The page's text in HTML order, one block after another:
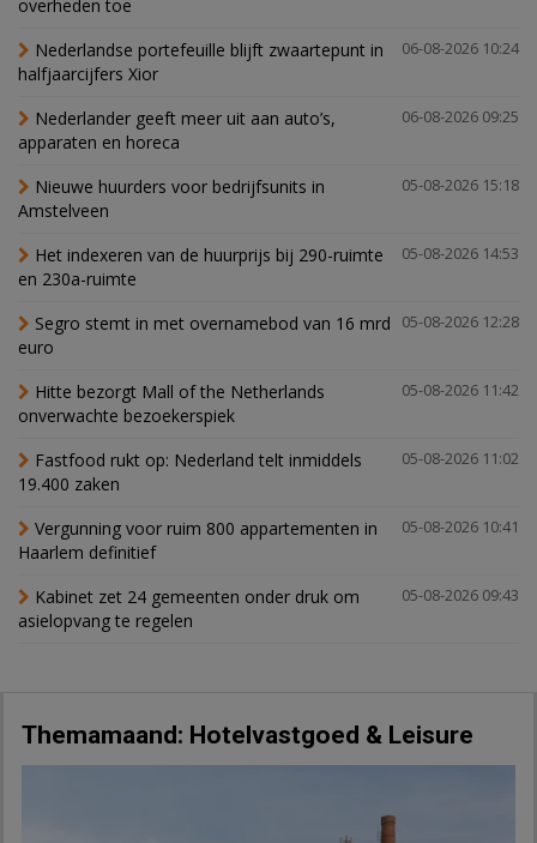
overheden toe
06-08-2026 10:24
Nederlandse portefeuille blijft zwaartepunt in
halfjaarcijfers Xior
06-08-2026 09:25
Nederlander geeft meer uit aan auto’s,
apparaten en horeca
05-08-2026 15:18
Nieuwe huurders voor bedrijfsunits in
Amstelveen
05-08-2026 14:53
Het indexeren van de huurprijs bij 290-ruimte
en 230a-ruimte
05-08-2026 12:28
Segro stemt in met overnamebod van 16 mrd
euro
05-08-2026 11:42
Hitte bezorgt Mall of the Netherlands
onverwachte bezoekerspiek
05-08-2026 11:02
Fastfood rukt op: Nederland telt inmiddels
19.400 zaken
05-08-2026 10:41
Vergunning voor ruim 800 appartementen in
Haarlem definitief
05-08-2026 09:43
Kabinet zet 24 gemeenten onder druk om
asielopvang te regelen
Themamaand: Hotelvastgoed & Leisure